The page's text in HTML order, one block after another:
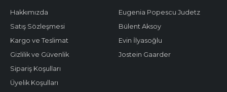
Hakkımızda
Satış Sözleşmesi
Kargo ve Teslimat
Gizlilik ve Güvenlik
Sipariş Koşulları
Üyelik Koşulları
Eugenia Popescu Judetz
Bülent Aksoy
Evin İlyasoğlu
Jostein Gaarder